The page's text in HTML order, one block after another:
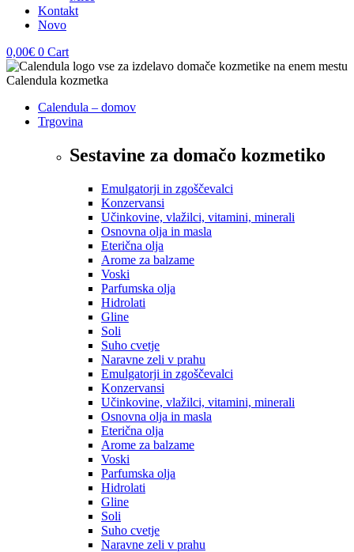
Kontakt
Novo
0,00€ 0 Cart
Calendula – domov
Trgovina
Sestavine za domačo kozmetiko
Emulgatorji in zgoščevalci
Konzervansi
Učinkovine, vlažilci, vitamini, minerali
Osnovna olja in masla
Eterična olja
Arome za balzame
Voski
Parfumska olja
Hidrolati
Gline
Soli
Suho cvetje
Naravne zeli v prahu
Emulgatorji in zgoščevalci
Konzervansi
Učinkovine, vlažilci, vitamini, minerali
Osnovna olja in masla
Eterična olja
Arome za balzame
Voski
Parfumska olja
Hidrolati
Gline
Soli
Suho cvetje
Naravne zeli v prahu